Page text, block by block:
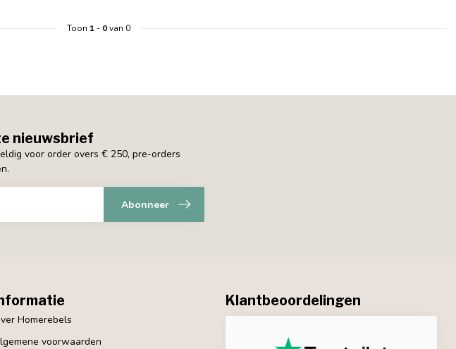
Toon 1- 0van 0
nieuwsbrief
voor order overs € 250, pre-orders
Abonneer
Homerebels
voorwaarden
Klantbeoordelingen